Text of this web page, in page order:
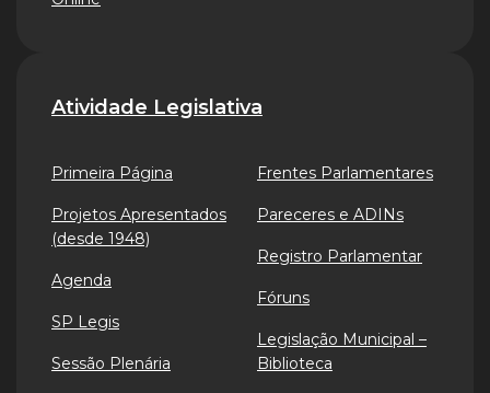
Atividade Legislativa
Primeira Página
Projetos Apresentados
(desde 1948)
Agenda
SP Legis
Sessão Plenária
Frentes Parlamentares
Pareceres e ADINs
Registro Parlamentar
Fóruns
Legislação Municipal –
Biblioteca